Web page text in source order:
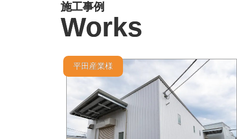
施工事例
Works
平田産業様